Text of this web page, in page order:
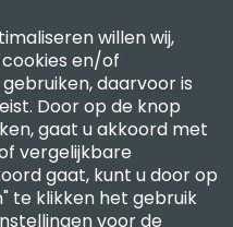
in levering,
van hoogwaardige
willen wij,
cookies en/of
daarvoor is
Door op de knop
gaat u akkoord met
vergelijkbare
gaat, kunt u door op
te klikken het gebruik
voor de